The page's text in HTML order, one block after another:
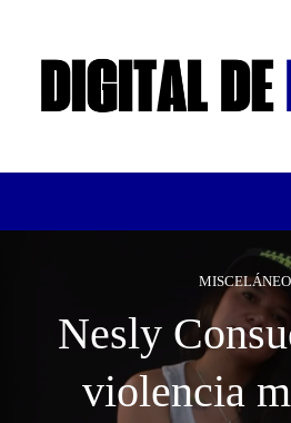
Nesly
violencia